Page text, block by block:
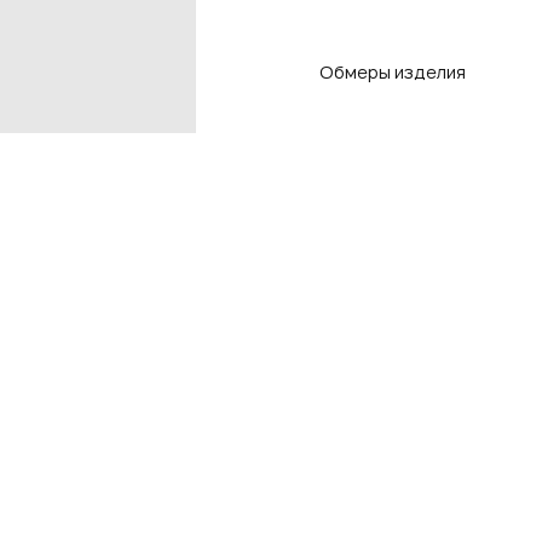
Обмеры изделия